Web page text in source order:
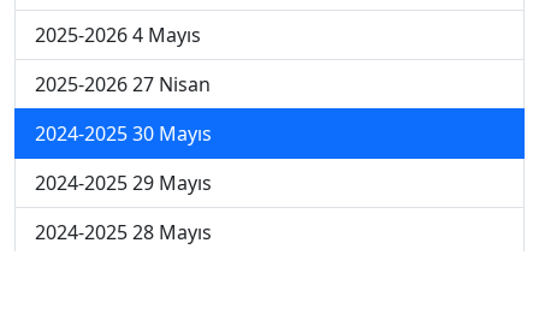
2025-2026 4 Mayıs
2025-2026 27 Nisan
2024-2025 30 Mayıs
2024-2025 29 Mayıs
2024-2025 28 Mayıs